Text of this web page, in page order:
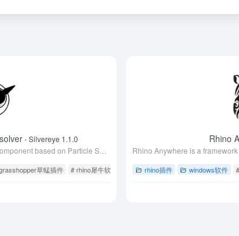
- Silvereye 1.1.0
Silvereye is an optimization add-on component based on Particle Swarm Optimization (PSO for Rhino’s Grasshopper.
草蜢插件 # rhino犀牛软件插件 # 粒子群优化
Rhino
rhino插件 windows软件